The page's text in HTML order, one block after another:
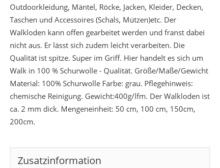
Outdoorkleidung, Mäntel, Röcke, Jacken, Kleider, Decken,
Taschen und Accessoires (Schals, Mützen)etc. Der
Walkloden kann offen gearbeitet werden und franst dabei
nicht aus. Er lässt sich zudem leicht verarbeiten. Die
Qualität ist spitze. Super im Griff. Hier handelt es sich um
Walk in 100 % Schurwolle - Qualität. Größe/Maße/Gewicht
Material: 100% Schurwolle Farbe: grau. Pflegehinweis:
chemische Reinigung. Gewicht:400g/lfm. Der Walkloden ist
ca. 2 mm dick. Mengeneinheit: 50 cm, 100 cm, 150cm,
200cm.
Zusatzinformation